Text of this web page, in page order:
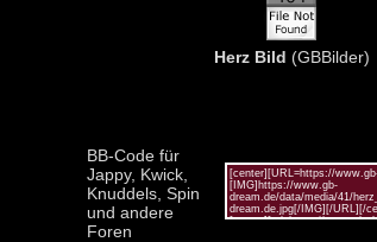
Herz Bild (GBBilder)
BB-Code für
Jappy, Kwick,
Knuddels, Spin
und andere
Foren